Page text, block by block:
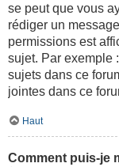
se peut que vous
rédiger un
permissions est
sujet. Par exemple
sujets dans ce
jointes dans ce
Haut
Comment puis-je